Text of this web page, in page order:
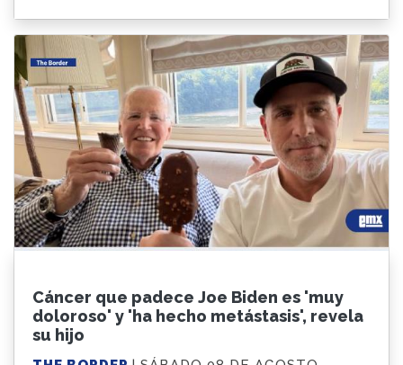
Cáncer que padece Joe Biden es 'muy
doloroso' y 'ha hecho metástasis', revela
su hijo